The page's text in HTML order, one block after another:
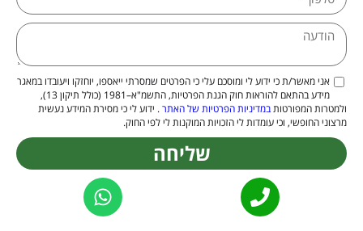
אני מאשר/ת כי ידוע לי ומוסכם עלי כי הפרטים שמסרתי ייאספו, יוחזקו ויעובדו במאגר
מידע בהתאם להוראות חוק הגנת הפרטיות, התשמ"א–1981 (כולל תיקון 13),
ולמטרות המפורטותבמדיניות הפרטיות של האתר. ידוע לי כי מסירת המידע נעשית
מרצוני החופשי, וכי עומדות לי הזכויות המוקנות לי לפי החוק.
שליחה